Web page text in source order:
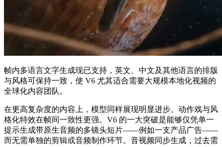
帧内多语言文字生成现已支持，英文、中文及其他语言的排版
与风格可保持一致，使 V6 尤其适合需要大规模本地化视频的
全球化内容团队。
在更高复杂度的内容上，模型同样展现明显进步。动作戏与风
格化特效在帧间一致性更强。V6 的一大突破是能够仅凭单一
提示生成带原生音频的多镜头短片——例如一支产品广告——
而无需单独的剪辑或音频制作环节。音视频同步生成，过去需